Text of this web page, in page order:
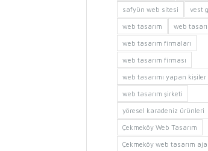
safyün web sitesi vest
web tasarım web
web tasarım firmaları
web tasarım firması
web tasarımı yapan kişiler
web tasarım şirketi
yöresel karadeniz ürünleri
Çekmeköy Web Tasarım
Çekmeköy web tasarım